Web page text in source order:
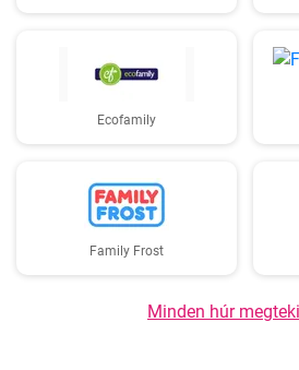
Ecofamily
Family Frost
Minden húr